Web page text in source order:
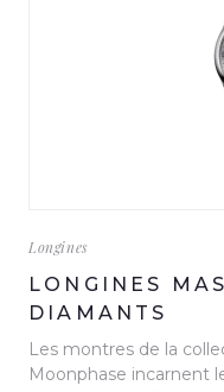
Longines
LONGINES
DIAMANTS
Les montres de la
Moonphase incarnent